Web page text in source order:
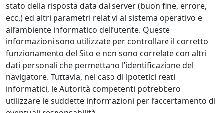
stato della risposta data dal server (buon fine, errore,
ecc.) ed altri parametri relativi al sistema operativo e
all’ambiente informatico dell’utente. Queste
informazioni sono utilizzate per controllare il corretto
funzionamento del Sito e non sono correlate con altri
dati personali che permettano l’identificazione del
navigatore. Tuttavia, nel caso di ipotetici reati
informatici, le Autorità competenti potrebbero
utilizzare le suddette informazioni per l’accertamento di